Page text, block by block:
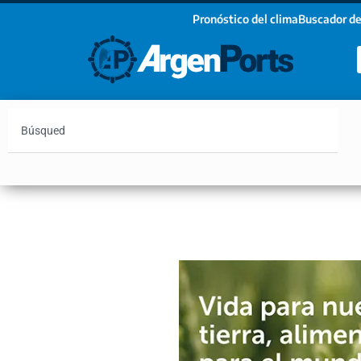
Pronóstico del climaBuscador
¡Sumate a nuestro Newsletter!
Email
Estoy de acuerdo con las condiciones y políticas